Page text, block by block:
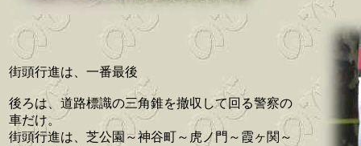
街頭行進は、一番最後
後ろは、道路標識の三角錐を撤収して回る警察の
車だけ。
街頭行進は、芝公園～神谷町～虎ノ門～霞ヶ関～